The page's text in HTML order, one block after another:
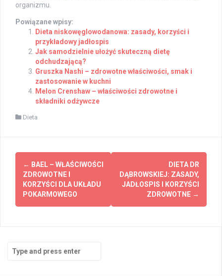
organizmu.
Powiązane wpisy:
Dieta niskowęglowodanowa: zasady, korzyści i
przykładowy jadłospis
Jak samodzielnie ułożyć skuteczną dietę
odchudzającą?
Gruszka Nashi – zdrowotne właściwości, smak i
zastosowanie w kuchni
Melon Crenshaw – właściwości zdrowotne i
składniki odżywcze
Dieta
Post
navigation
← BAEL – WŁAŚCIWOŚCI
ZDROWOTNE I
KORZYŚCI DLA UKŁADU
POKARMOWEGO
DIETA DR
DĄBROWSKIEJ: ZASADY,
JADŁOSPIS I KORZYŚCI
ZDROWOTNE →
for: